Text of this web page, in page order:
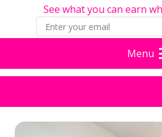
See what you can earn
Menu